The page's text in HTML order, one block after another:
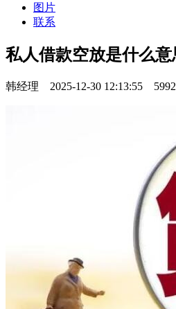
图片
联系
私人借款空放是什么意
韩经理 2025-12-30 12:13:55